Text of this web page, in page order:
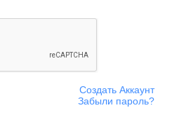
Создать Аккаунт
Забыли пароль?